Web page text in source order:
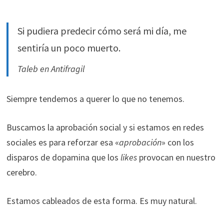
Si pudiera predecir cómo será mi día, me
sentiría un poco muerto.
Taleb en Antifragil
Siempre tendemos a querer lo que no tenemos.
Buscamos la aprobación social y si estamos en redes
sociales es para reforzar esa «aprobación» con los
disparos de dopamina que los likesprovocan en nuestro
cerebro.
Estamos cableados de esta forma. Es muy natural.
ofertas
personalizados.